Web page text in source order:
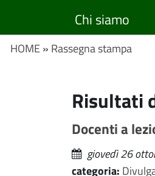
Chi siamo
HOME » Rassegna stampa
Risultati
Docenti a
giovedì 26
categoria: